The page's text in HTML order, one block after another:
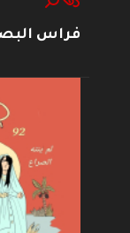
فراس